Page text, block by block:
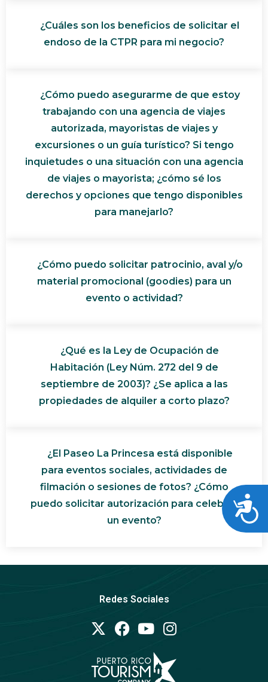
¿Cuáles son los beneficios de solicitar el
endoso de la CTPR para mi negocio?
¿Cómo puedo asegurarme de que estoy
trabajando con una agencia de viajes
autorizada, mayoristas de viajes y
excursiones o un guía turístico? Si tengo
inquietudes o una situación con una agencia
de viajes o mayorista; ¿cómo sé los
derechos y opciones que tengo disponibles
para manejarlo?
¿Cómo puedo solicitar patrocinio, aval y/o
material promocional (goodies) para un
evento o actividad?
¿Qué es la Ley de Ocupación de
Habitación (Ley Núm. 272 del 9 de
septiembre de 2003)? ¿Se aplica a las
propiedades de alquiler a corto plazo?
¿El Paseo La Princesa está disponible
para eventos sociales, actividades de
filmación o sesiones de fotos? ¿Cómo
puedo solicitar autorización para celebrar
un evento?
Redes Sociales